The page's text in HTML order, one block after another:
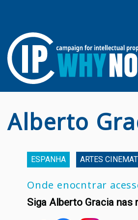
Alberto
ESPANHA ARTES
Onde enocntrar
Siga Alberto Gracia nas